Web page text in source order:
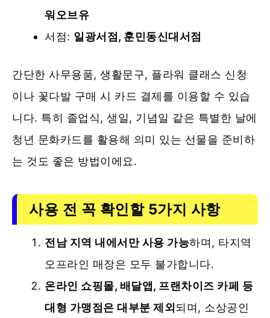
워오브유
서점: 일광서점, 훈민동신대서점
간단한 사무용품, 생활문구, 플라워 클래스 신청
이나 꽃다발 구매 시 카드 결제를 이용할 수 있습
니다. 특히 졸업식, 생일, 기념일 같은 특별한 날에
청년 문화카드를 활용해 의미 있는 선물을 준비하
는 것도 좋은 방법이에요.
사용 전 꼭 확인할 5가지 사항
전남 지역 내에서만 사용 가능하며, 타지역
오프라인 매장은 모두 불가합니다.
온라인 쇼핑몰, 배달앱, 프랜차이즈 카페 등
대형 가맹점은 대부분 제외 되며, 소상공인